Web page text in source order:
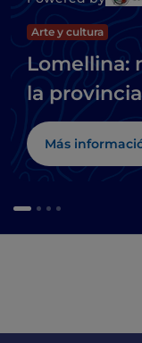
Arte y cultura
Lomellina:
la
Más